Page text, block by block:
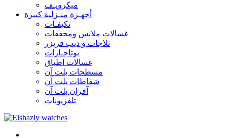
ميكرويـف
أجهـزة منـزلية كبيرة
تكيفـات
غسالات ملابس ومجففات
ثلاجات و ديب فريزر
بوتاجـازات
غسالات اطباق
مسطحات بلت آن
شفاطات بلت آن
آفران بلت آن
تلفزيونات